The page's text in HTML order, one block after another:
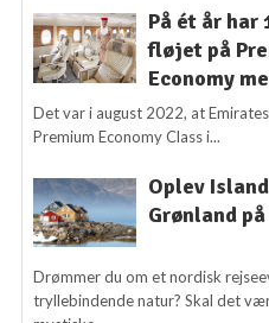
På ét år har
fløjet på
Economy
Det var i august 2022, at
Premium Economy Class i...
Oplev
Grønland
Drømmer du om et nordisk
tryllebindende natur? Skal det